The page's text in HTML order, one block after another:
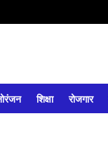
शिक्षा रोजगार